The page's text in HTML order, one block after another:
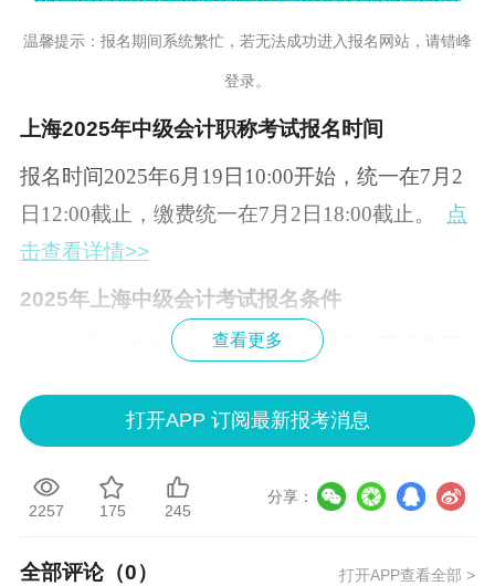
温馨提示：报名期间系统繁忙，若无法成功进入报名网站，请错峰
登录。
上海2025年中级会计职称考试报名时间
报名时间2025年6月19日10:00开始，统一在7月2
日12:00截止，缴费统一在7月2日18:00截止。
点
击查看详情>>
2025年上海中级会计考试报名条件
（一）报名参加会计资格考试的人员，应具备下
1．遵守《中华人民共和国会计法》和国家统一的
会计制度等法律法规。
2．具备良好的职业道德，无严重违反财经纪律的
行为。
查看更多
打开APP 订阅最新报考消息
2257 175 245
分享：
全部评论（0） 打开APP查看全部 >